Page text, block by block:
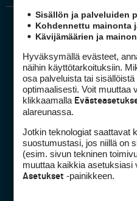
Golfpiste
DSA
Sisällön ja palveluiden
Kohdennettu mainonta
Kävijämäärien ja
Hyväksymällä evästeet,
näihin käyttötarkoituksiin.
osa palveluista tai
optimaalisesti. Voit muuttaa
klikkaamalla
alareunassa.
Jotkin teknologiat saattavat
suostumustasi, jos niillä on
(esim. sivun tekninen
muuttaa kaikkia asetuksiasi
Asetukset -painikkeen.